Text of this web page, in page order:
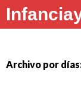
Buscar
Archivo por